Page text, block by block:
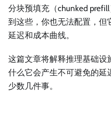
分块预填充（chunked
到这些，你也无法配置，但
延迟和成本曲线。
这篇文章将解释推理基础设
什么它会产生不可避免的延
少数几件事。